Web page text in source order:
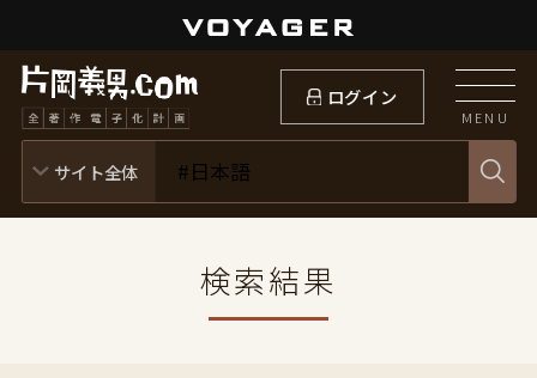
ログイン
MENU
検索結果